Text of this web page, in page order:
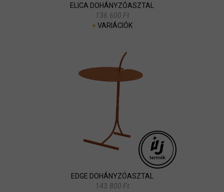
ELICA DOHÁNYZÓASZTAL
136.600 Ft
+VARIÁCIÓK
EDGE DOHÁNYZÓASZTAL
143.800 Ft